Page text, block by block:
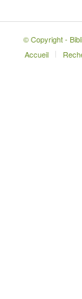
© Copyright -
Accueil